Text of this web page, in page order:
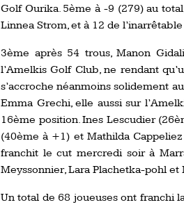
Golf Ourika. 5ème à -9 (279) au
Linnea Strom, et à 12 de
3ème après 54 trous, Manon
l’Amelkis Golf Club, ne rendant
s’accroche néanmoins solidement
Emma Grechi, elle aussi sur
16ème position. Ines Lescudier
(40ème à +1) et Mathilda
franchit le cut mercredi soir à
Meyssonnier, Lara Plachetka-pohl et
Un total de 68 joueuses ont franchi